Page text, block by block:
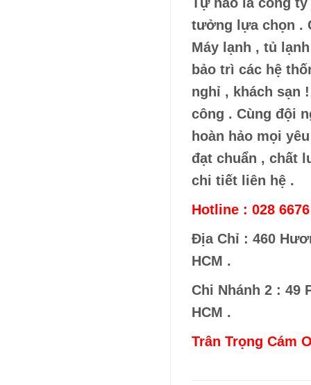
tưởng lựa chọn .
Máy lạnh , tủ
bảo trì các hệ
nghỉ , khách sạn
công . Cùng đội
hoàn hảo mọi
đạt chuẩn , chất
chi tiết liên hệ .
Hotline : 028
Địa Chỉ : 460
HCM .
Chi Nhánh 2 : 49
HCM .
Trân Trọng Cám